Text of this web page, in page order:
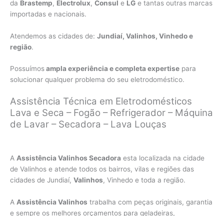
da Brastemp, Electrolux, Consul e LG e tantas outras marcas
importadas e nacionais.
Atendemos as cidades de: Jundiaí, Valinhos, Vinhedo e
região.
Possuímosampla experiência e completa expertise para
solucionar qualquer problema do seu eletrodoméstico.
Assistência Técnica em Eletrodomésticos
Lava e Seca – Fogão – Refrigerador – Máquina
de Lavar – Secadora – Lava Louças
A Assistência Valinhos Secadora esta localizada na cidade
de Valinhos e atende todos os bairros, vilas e regiões das
cidades de Jundiaí, Valinhos, Vinhedo e toda a região.
A Assistência Valinhos trabalha com peças originais, garantia
e sempre os melhores orçamentos para geladeiras,